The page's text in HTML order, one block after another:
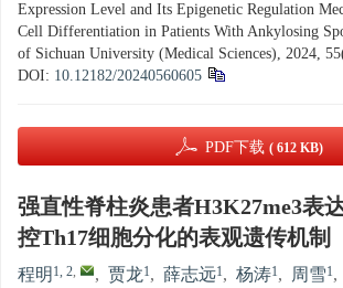
Expression Level and Its Epigenetic Regulation
Cell Differentiation in Patients With Ankylosing
of Sichuan University (Medical Sciences), 2024,
DOI: 10.12182/20240560605
PDF下载 ( 612 KB)
强直性脊柱炎患者H3K27me3表
控Th17细胞分化的表观遗传机制
程明 1, 2, , 贾龙1, 薛志远1, 杨涛1, 周雪1,